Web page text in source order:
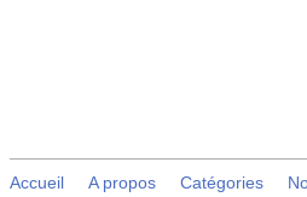
Accueil A propos Catégories